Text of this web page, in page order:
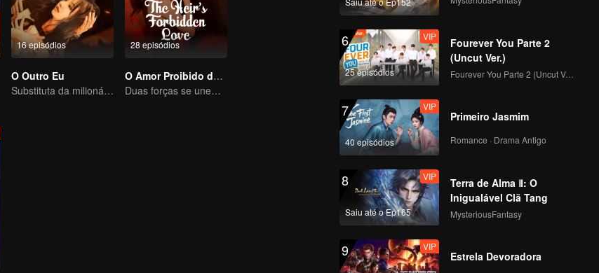
16 episódios
O Outro Eu
Substituta da milionária enredou na crise da elite
28 episódios
O Amor Proibido do Herdeiro
Duas forças se unem, assumindo o poder
6
25 episódios
VIP
Fourever You Parte 2
(Uncut Ver.)
Fourever You Parte 2 (Uncut Ver.)
7
40 episódios
VIP
Primeiro Jasmim
Romance · Drama Antigo
8
Saiu até o Ep165
VIP
Terra de Alma Ⅱ: O
Inigualável Clã Tang
MysteriousFantasy
9 VIP
Estrela Devoradora